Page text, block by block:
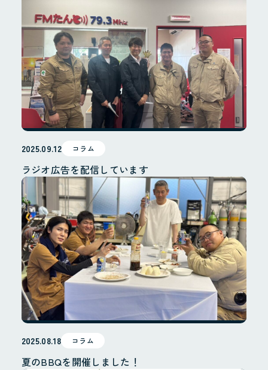
配管製造
その他
施工実績
採用情報
採用サイト
お問合せ
個人情報保護方針
2025.09.12 コラム
ラジオ広告を配信しています
2025.08.18 コラム
夏のBBQを開催しました！